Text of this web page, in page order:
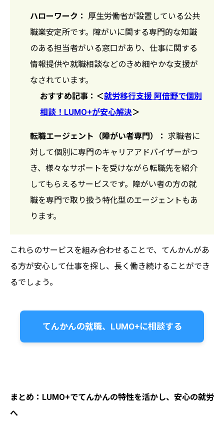
ハローワーク：
厚生労働省が設置している公共
職業安定所です。障がいに関する専門的な知識
のある担当者がいる窓口があり、仕事に関する
情報提供や就職相談などのきめ細やかな支援が
なされています。
おすすめ記事：＜就労移行支援 阿倍野で個別
相談！LUMO+が安心解決＞
転職エージェント（障がい者専門）： 求職者に
対して個別に専門のキャリアアドバイザーがつ
き、様々なサポートを受けながら転職先を紹介
してもらえるサービスです。障がい者の方の就
職を専門で取り扱う特化型のエージェントもあ
ります。
これらのサービスを組み合わせることで、てんかんがあ
る方が安心して仕事を探し、長く働き続けることができ
るでしょう。
てんかんの就職、LUMO+に相談する
まとめ：LUMO+でてんかんの特性を活かし、安心の就労
へ